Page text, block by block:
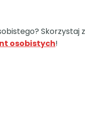
Skorzystaj z
osobistych!